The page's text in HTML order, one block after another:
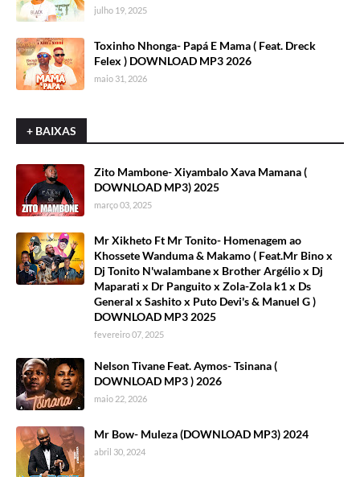
julho 19, 2025
Toxinho Nhonga- Papá E Mama ( Feat. Dreck
Felex ) DOWNLOAD MP3 2026
maio 31, 2026
+ BAIXAS
Zito Mambone- Xiyambalo Xava Mamana (
DOWNLOAD MP3) 2025
março 03, 2025
Mr Xikheto Ft Mr Tonito- Homenagem ao
Khossete Wanduma & Makamo ( Feat.Mr Bino x
Dj Tonito N'walambane x Brother Argélio x Dj
Maparati x Dr Panguito x Zola-Zola k1 x Ds
General x Sashito x Puto Devi's & Manuel G )
DOWNLOAD MP3 2025
fevereiro 07, 2025
Nelson Tivane Feat. Aymos- Tsinana (
DOWNLOAD MP3 ) 2026
maio 22, 2026
Mr Bow- Muleza (DOWNLOAD MP3) 2024
abril 30, 2024